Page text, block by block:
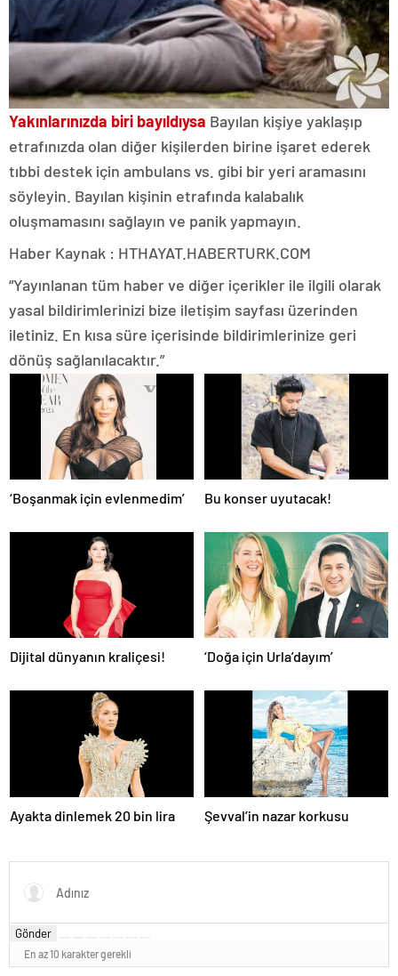
Yakınlarınızda biri bayıldıysa Bayılan kişiye yaklaşıp
etrafınızda olan diğer kişilerden birine işaret ederek
tıbbi destek için ambulans vs. gibi bir yeri aramasını
söyleyin. Bayılan kişinin etrafında kalabalık
oluşmamasını sağlayın ve panik yapmayın.
Haber Kaynak : HTHAYAT.HABERTURK.COM
“Yayınlanan tüm haber ve diğer içerikler ile ilgili olarak
yasal bildirimlerinizi bize iletişim sayfası üzerinden
iletiniz. En kısa süre içerisinde bildirimlerinize geri
dönüş sağlanılacaktır.”
‘Boşanmak için evlenmedim’ Bu konser uyutacak!
Dijital dünyanın kraliçesi! ‘Doğa için Urla’dayım’
Ayakta dinlemek 20 bin lira Şevval’in nazar korkusu
Gönder
En az 10 karakter gerekli